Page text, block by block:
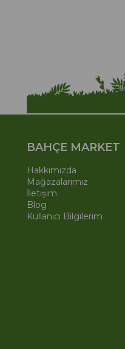
BAHÇE MARKET
Hakkımızda
Mağazalarımız
İletişim
Blog
Kullanıcı Bilgilerim